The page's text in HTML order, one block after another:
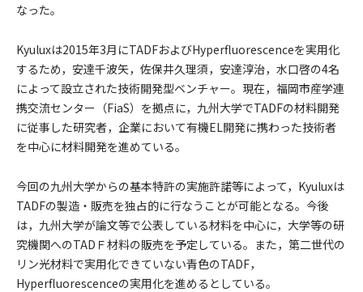
なった。
Kyuluxは2015年3月にTADFおよびHyperfluorescenceを実用化
するため，安達千波矢，佐保井久理須，安達淳治，水口啓の4名
によって設立された技術開発型ベンチャー。現在，福岡市産学連
携交流センター（FiaS）を拠点に，九州大学でTADFの材料開発
に従事した研究者，企業において有機EL開発に携わった技術者
を中心に材料開発を進めている。
今回の九州大学からの基本特許の実施許諾等によって，Kyuluxは
TADFの製造・販売を独占的に行なうことが可能となる。今後
は，九州大学が論文等で公表している材料を中心に，大学等の研
究機関へのTADＦ材料の販売を予定している。また，第二世代の
リン光材料で実用化できていない青色のTADF，
Hyperfluorescenceの実用化を進めるとしている。